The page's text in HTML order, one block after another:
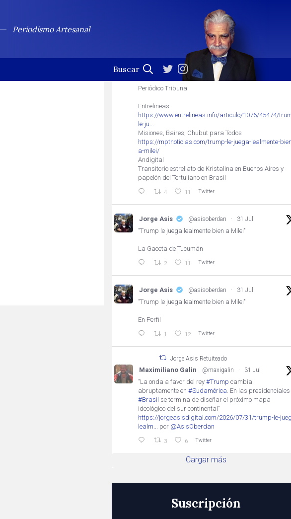
Periodismo Artesanal
Seguir
Profesional de la palabra. (En esta cuenta no se leen
Jorge Asis @asisoberdan 31 Jul
Trump le juega lealmente bien a Milei
Periódico Tribuna
Entrelineas
https://www.entrelineas.info/articulo/1076/45474/
le-ju...
Misiones, Baires, Chubut para Todos
https://mptnoticias.com/trump-le-juega-lealmente-
a-milei/
Andigital
Transitorio estrellato de Kristalina en Buenos Aires y
papelón del Tertuliano en Brasil
4 11 Twitter
Jorge Asis @asisoberdan · 31 Jul
"Trump le juega lealmente bien a Milei"
La Gaceta de Tucumán
2 11 Twitter
Jorge Asis @asisoberdan · 31 Jul
"Trump le juega lealmente bien a Milei"
En Perfil
1 12 Twitter
Jorge Asis Retuiteado
Maximiliano Galin @maxigalin · 31 Jul
"La onda a favor del rey #Trump cambia
abruptamente en #Sudamérica . En las
#Brasil se termina de diseñar el próximo mapa
ideológico del sur continental"
https://jorgeasisdigital.com/2026/07/31/trump-le-
lealm...
por @AsisOberdan
3 6 Twitter
Cargar más
Suscripción